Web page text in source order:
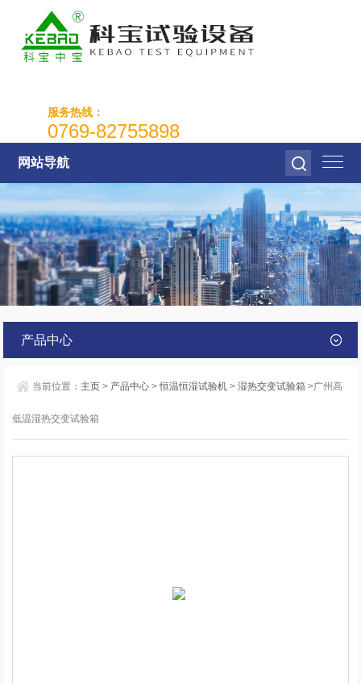
服务热线：
0769-82755898
网站导航
产品中心
当前位置： 主页 > 产品中心 >恒温恒湿试验机 >湿热交变试验箱 >广州高
低温湿热交变试验箱